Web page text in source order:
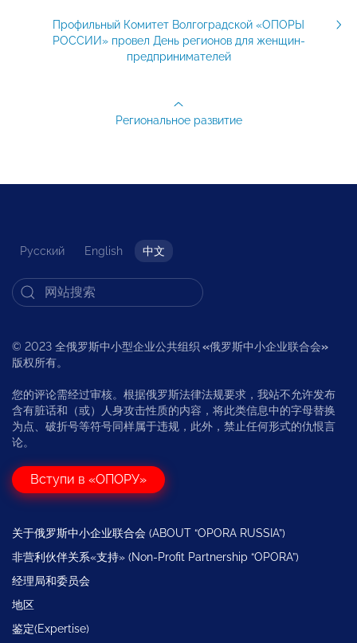
Профильный Комитет Волгоградской «ОПОРЫ
РОССИИ» провел День регионов для женщин-
предпринимателей
Региональное развитие
Русский English 中文
© 2023 全俄罗斯中小型企业公共组织 «俄罗斯中小企业联合会»
版权所有。
您的评论需经过审核。根据俄罗斯法律法规要求，我站不允许发布
含有脏话和（或）人身攻击性质的内容，将此类信息中的字母替换
为点、破折号等符号同样属于违规，此外，禁止任何形式的仇恨言
论。
Вступи в «ОПОРУ»
关于俄罗斯中小企业联合会 (ABOUT “OPORA RUSSIA”)
非营利伙伴关系«支持» (Non-Profit Partnership “OPORA”)
经理局和委员会
地区
鉴定(Expertise)